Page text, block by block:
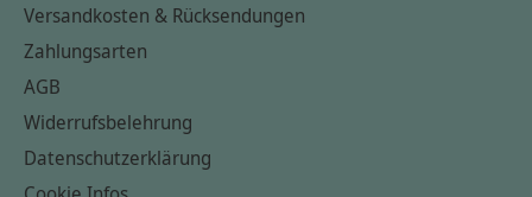
Versandkosten & Rücksendungen
Zahlungsarten
AGB
Widerrufsbelehrung
Datenschutzerklärung